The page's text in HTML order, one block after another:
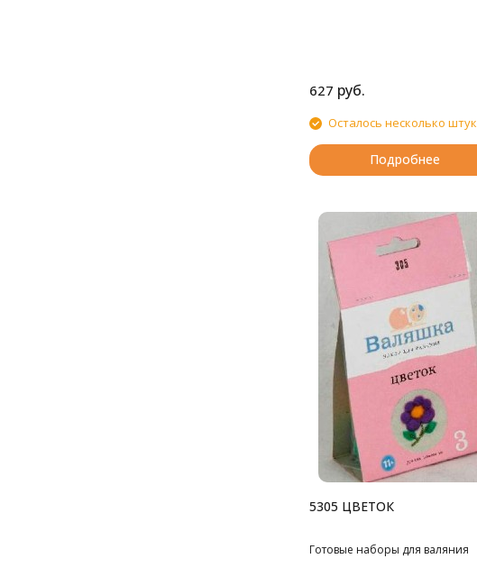
627 руб.
Осталось несколько штук
Подробнее
5305 ЦВЕТОК
Готовые наборы для валяния